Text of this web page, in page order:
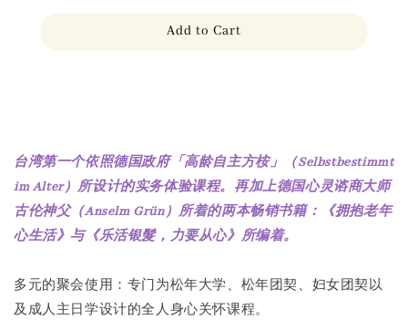
Add to Cart
台湾第一个依照德国政府「高龄自主方桉」（Selbstbestimmt
im Alter）所设计的实务体验课程。再加上德国心灵谘商大师
古伦神父（Anselm Grün）所着的两本畅销书籍：《拥抱老年
心生活》与《乐活银髮，力要从心》所编着。
多元的聚会使用：专门为松年大学、松年团契、妇女团契以
及成人主日学设计的全人身心关怀课程。